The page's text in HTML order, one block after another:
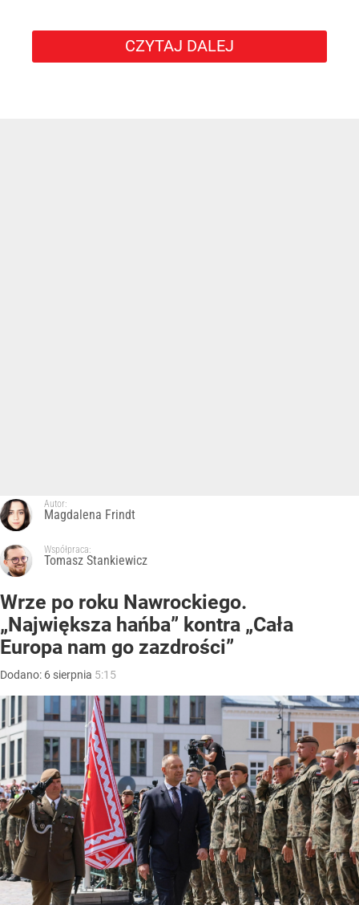
CZYTAJ DALEJ
Autor:
Magdalena Frindt
Współpraca:
Tomasz Stankiewicz
Wrze po roku Nawrockiego.
„Największa hańba” kontra „Cała
Europa nam go zazdrości”
Dodano: 6 sierpnia 5:15